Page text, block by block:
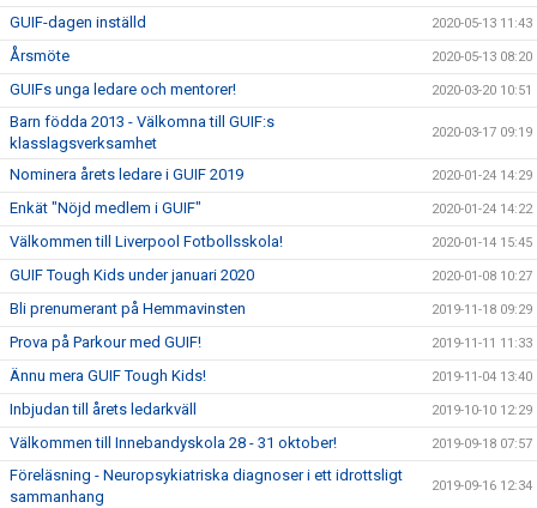
GUIF-dagen inställd 2020-05-13 11:43
Årsmöte 2020-05-13 08:20
GUIFs unga ledare och mentorer! 2020-03-20 10:51
Barn födda 2013 - Välkomna till GUIF:s
klasslagsverksamhet
2020-03-17 09:19
Nominera årets ledare i GUIF 2019 2020-01-24 14:29
Enkät "Nöjd medlem i GUIF" 2020-01-24 14:22
Välkommen till Liverpool Fotbollsskola! 2020-01-14 15:45
GUIF Tough Kids under januari 2020 2020-01-08 10:27
Bli prenumerant på Hemmavinsten 2019-11-18 09:29
Prova på Parkour med GUIF! 2019-11-11 11:33
Ännu mera GUIF Tough Kids! 2019-11-04 13:40
Inbjudan till årets ledarkväll 2019-10-10 12:29
Välkommen till Innebandyskola 28 - 31 oktober! 2019-09-18 07:57
Föreläsning - Neuropsykiatriska diagnoser i ett idrottsligt
sammanhang
2019-09-16 12:34